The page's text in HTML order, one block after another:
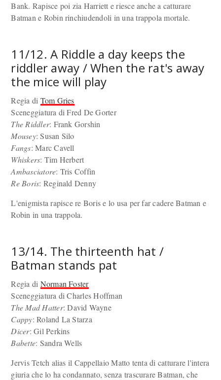
Bank. Rapisce poi zia Harriett e riesce anche a catturare
Batman e Robin rinchiudendoli in una trappola mortale.
11/12. A Riddle a day keeps the
riddler away / When the rat's away
the mice will play
Regia di Tom Gries
Sceneggiatura di Fred De Gorter
The Riddler: Frank Gorshin
Mousey: Susan Silo
Fangs: Marc Cavell
Whiskers: Tim Herbert
Ambasciatore: Tris Coffin
Re Boris: Reginald Denny
L'enigmista rapisce re Boris e lo usa per far cadere Batman e
Robin in una trappola.
13/14. The thirteenth hat /
Batman stands pat
Regia di Norman Foster
Sceneggiatura di Charles Hoffman
The Mad Hatter: David Wayne
Cappy: Roland La Starza
Dicer: Gil Perkins
Babette: Sandra Wells
Jervis Tetch alias il Cappellaio Matto tenta di catturare l'intera
giuria che lo ha condannato, senza trascurare Batman, che